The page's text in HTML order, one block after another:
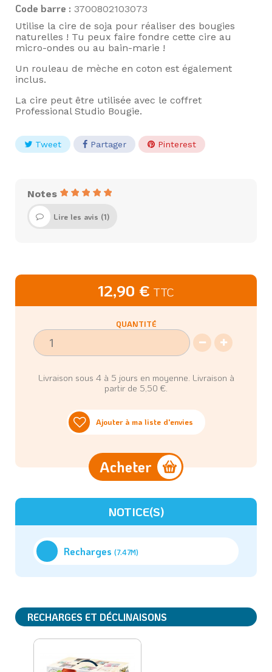
Code barre : 3700802103073
Utilise la cire de soja pour réaliser des bougies
naturelles ! Tu peux faire fondre cette cire au
micro-ondes ou au bain-marie !
Un rouleau de mèche en coton est également
inclus.
La cire peut être utilisée avec le coffret
Professional Studio Bougie.
Tweet Partager Pinterest
Notes
Lire les avis (1)
12,90 € TTC
QUANTITÉ
Livraison sous 4 à 5 jours en moyenne. Livraison à
partir de 5,50 €.
Acheter
Ajouter à ma liste d'envies
NOTICE(S)
Recharges (7.47M)
RECHARGES ET DÉCLINAISONS